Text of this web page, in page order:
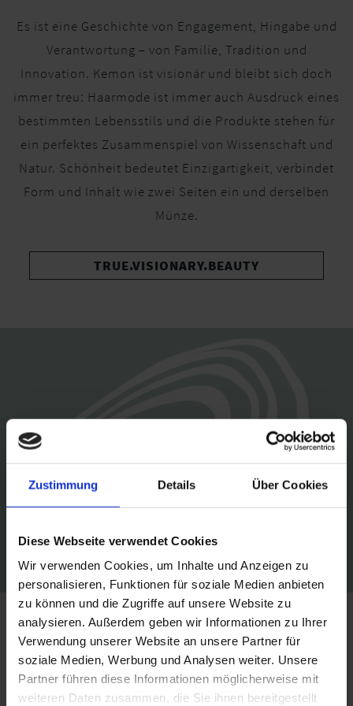
Zustimmung Details Über Cookies
Diese Webseite verwendet Cookies
Wir verwenden Cookies, um Inhalte und Anzeigen zu
personalisieren, Funktionen für soziale Medien anbieten
zu können und die Zugriffe auf unsere Website zu
analysieren. Außerdem geben wir Informationen zu Ihrer
Verwendung unserer Website an unsere Partner für
soziale Medien, Werbung und Analysen weiter. Unsere
Partner führen diese Informationen möglicherweise mit
weiteren Daten zusammen, die Sie ihnen bereitgestellt
Es ist eine Geschichte von Engagement, Hingabe und
Verantwortung – von Familie, Tradition und
Innovation. Kemon ist visionär und bleibt sich doch
immer treu: Haarmode ist immer auch Ausdruck eines
bestimmten Lebensstils und die Produkte stehen für
ein perfektes Zusammenspiel von Wissenschaft und
Natur. Schönheit bedeutet Einzigartigkeit, verbindet
Form und Inhalt wie zwei Seiten ein und derselben
Münze.
TRUE.VISIONARY.BEAUTY